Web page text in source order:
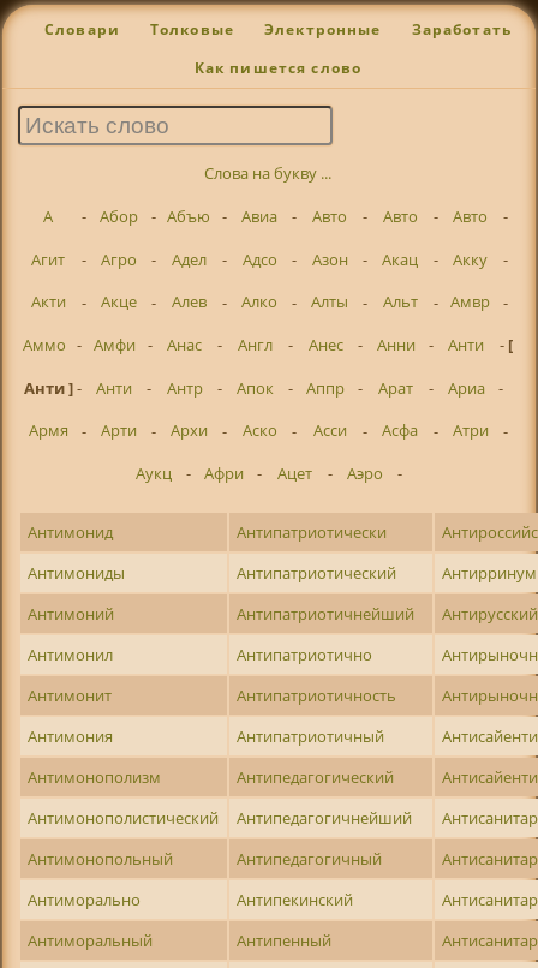
Словари Толковые Электронные Заработать
Как пишется слово
Слова на букву ...
А
- Абор - Абъю - Авиа - Авто - Авто - Авто
-
Агит
- Агро - Адел - Адсо - Азон - Акац - Акку
-
Акти
- Акце - Алев - Алко - Алты - Альт - Амвр
-
Аммо - Амфи - Анас - Англ - Анес - Анни - Анти - [
Анти ]- Анти - Антр - Апок - Аппр - Арат - Ариа
-
Армя
- Арти - Архи - Аско - Асси - Асфа - Атри
-
Аукц
- Афри - Ацет - Аэро -
Антимонид Антипатриотически
Антимониды
Антипатриотический
Антирринум
Антимоний
Антипатриотичнейший
Антирусский
Антимонил
Антипатриотично
Антимонит
Антипатриотичность
Антимония
Антипатриотичный
Антимонополизм
Антипедагогический
Антимонополистический
Антипедагогичнейший
Антимонопольный
Антипедагогичный
Антиморально
Антипекинский
Антиморальный
Антипенный